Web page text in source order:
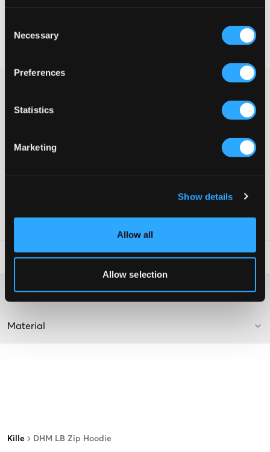
Selection
Necessary
Preferences
Statistics
Marketing
Show details
Allow all
Allow selection
Kille DHM LB Zip Hoodie
Öppet köpi 60 dagar
bomullsblandning med dragkedja framtill. Tröjan har en klassisk
sportig design med märkets ikoniska logotyp broderad på
Dragkedja och huva med dragsko
Tvättråd:
Mer information om tvättråd
Material